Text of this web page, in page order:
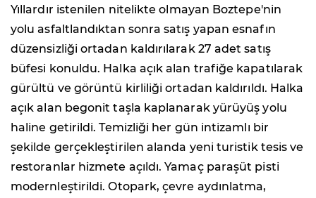
Yıllardır istenilen nitelikte olmayan Boztepe'nin
yolu asfaltlandıktan sonra satış yapan esnafın
düzensizliği ortadan kaldırılarak 27 adet satış
büfesi konuldu. Halka açık alan trafiğe kapatılarak
gürültü ve görüntü kirliliği ortadan kaldırıldı. Halka
açık alan begonit taşla kaplanarak yürüyüş yolu
haline getirildi. Temizliği her gün intizamlı bir
şekilde gerçekleştirilen alanda yeni turistik tesis ve
restoranlar hizmete açıldı. Yamaç paraşüt pisti
modernleştirildi. Otopark, çevre aydınlatma,